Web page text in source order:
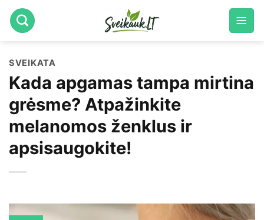
Skip
to
SVEIKATA
Kada apgamas tampa mirtina
grėsme? Atpažinkite
melanomos ženklus ir
apsisaugokite!